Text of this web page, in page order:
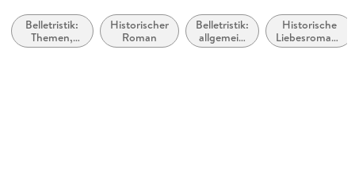
Produktart
EBOOK
Belletristik:
Themen,
Stoffe,
Historischer
Roman
Belletristik:
allgemein
und
Historische
Liebesromane
/ Romance